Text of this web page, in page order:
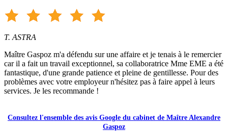
T. ASTRA
Maître Gaspoz m'a défendu sur une affaire et je tenais à le remercier
car il a fait un travail exceptionnel, sa collaboratrice Mme EME a été
fantastique, d'une grande patience et pleine de gentillesse. Pour des
problèmes avec votre employeur n'hésitez pas à faire appel à leurs
services. Je les recommande !
Consultez l'ensemble des avis Google du cabinet de Maître Alexandre
Gaspoz